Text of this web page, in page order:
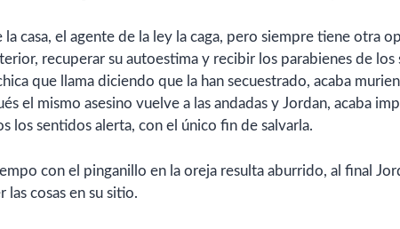
la casa, el agente de la ley la caga, pero siempre tiene otra
recuperar su autoestima y recibir los parabienes de
que llama diciendo que la han secuestrado, acaba
el mismo asesino vuelve a las andadas y Jordan, acaba
los sentidos alerta, con el único fin de salvarla.
con el pinganillo en la oreja resulta aburrido, al final
las cosas en su sitio.